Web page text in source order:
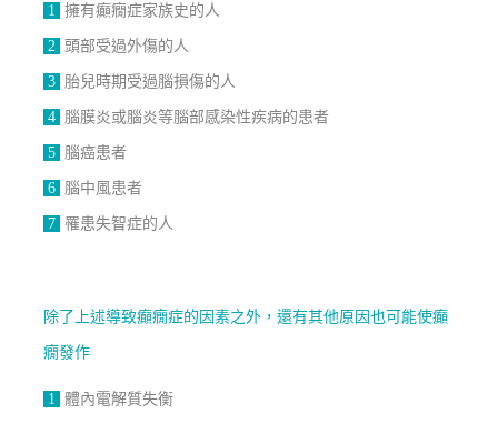
1 擁有癲癇症家族史的人
2 頭部受過外傷的人
3 胎兒時期受過腦損傷的人
4 腦膜炎或腦炎等腦部感染性疾病的患者
5 腦癌患者
6 腦中風患者
7 罹患失智症的人
除了上述導致癲癇症的因素之外，還有其他原因也可能使癲
癇發作
1 體內電解質失衡